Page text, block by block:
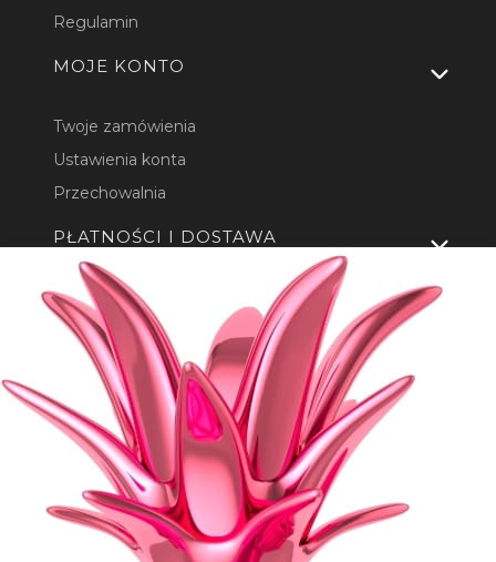
Regulamin
MOJE KONTO
Twoje zamówienia
Ustawienia konta
Przechowalnia
PŁATNOŚCI I DOSTAWA
Formy płatności
Czas i koszty dostawy
Czas realizacji zamówienia
INFORMACJE
Polityka prywatności
Jak kupować?
O NAS